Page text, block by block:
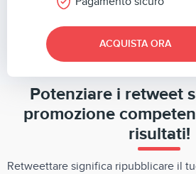
ACQUISTA ORA
Potenziare i retweet
promozione
risultati!
Retweettare significa ripubblicare il